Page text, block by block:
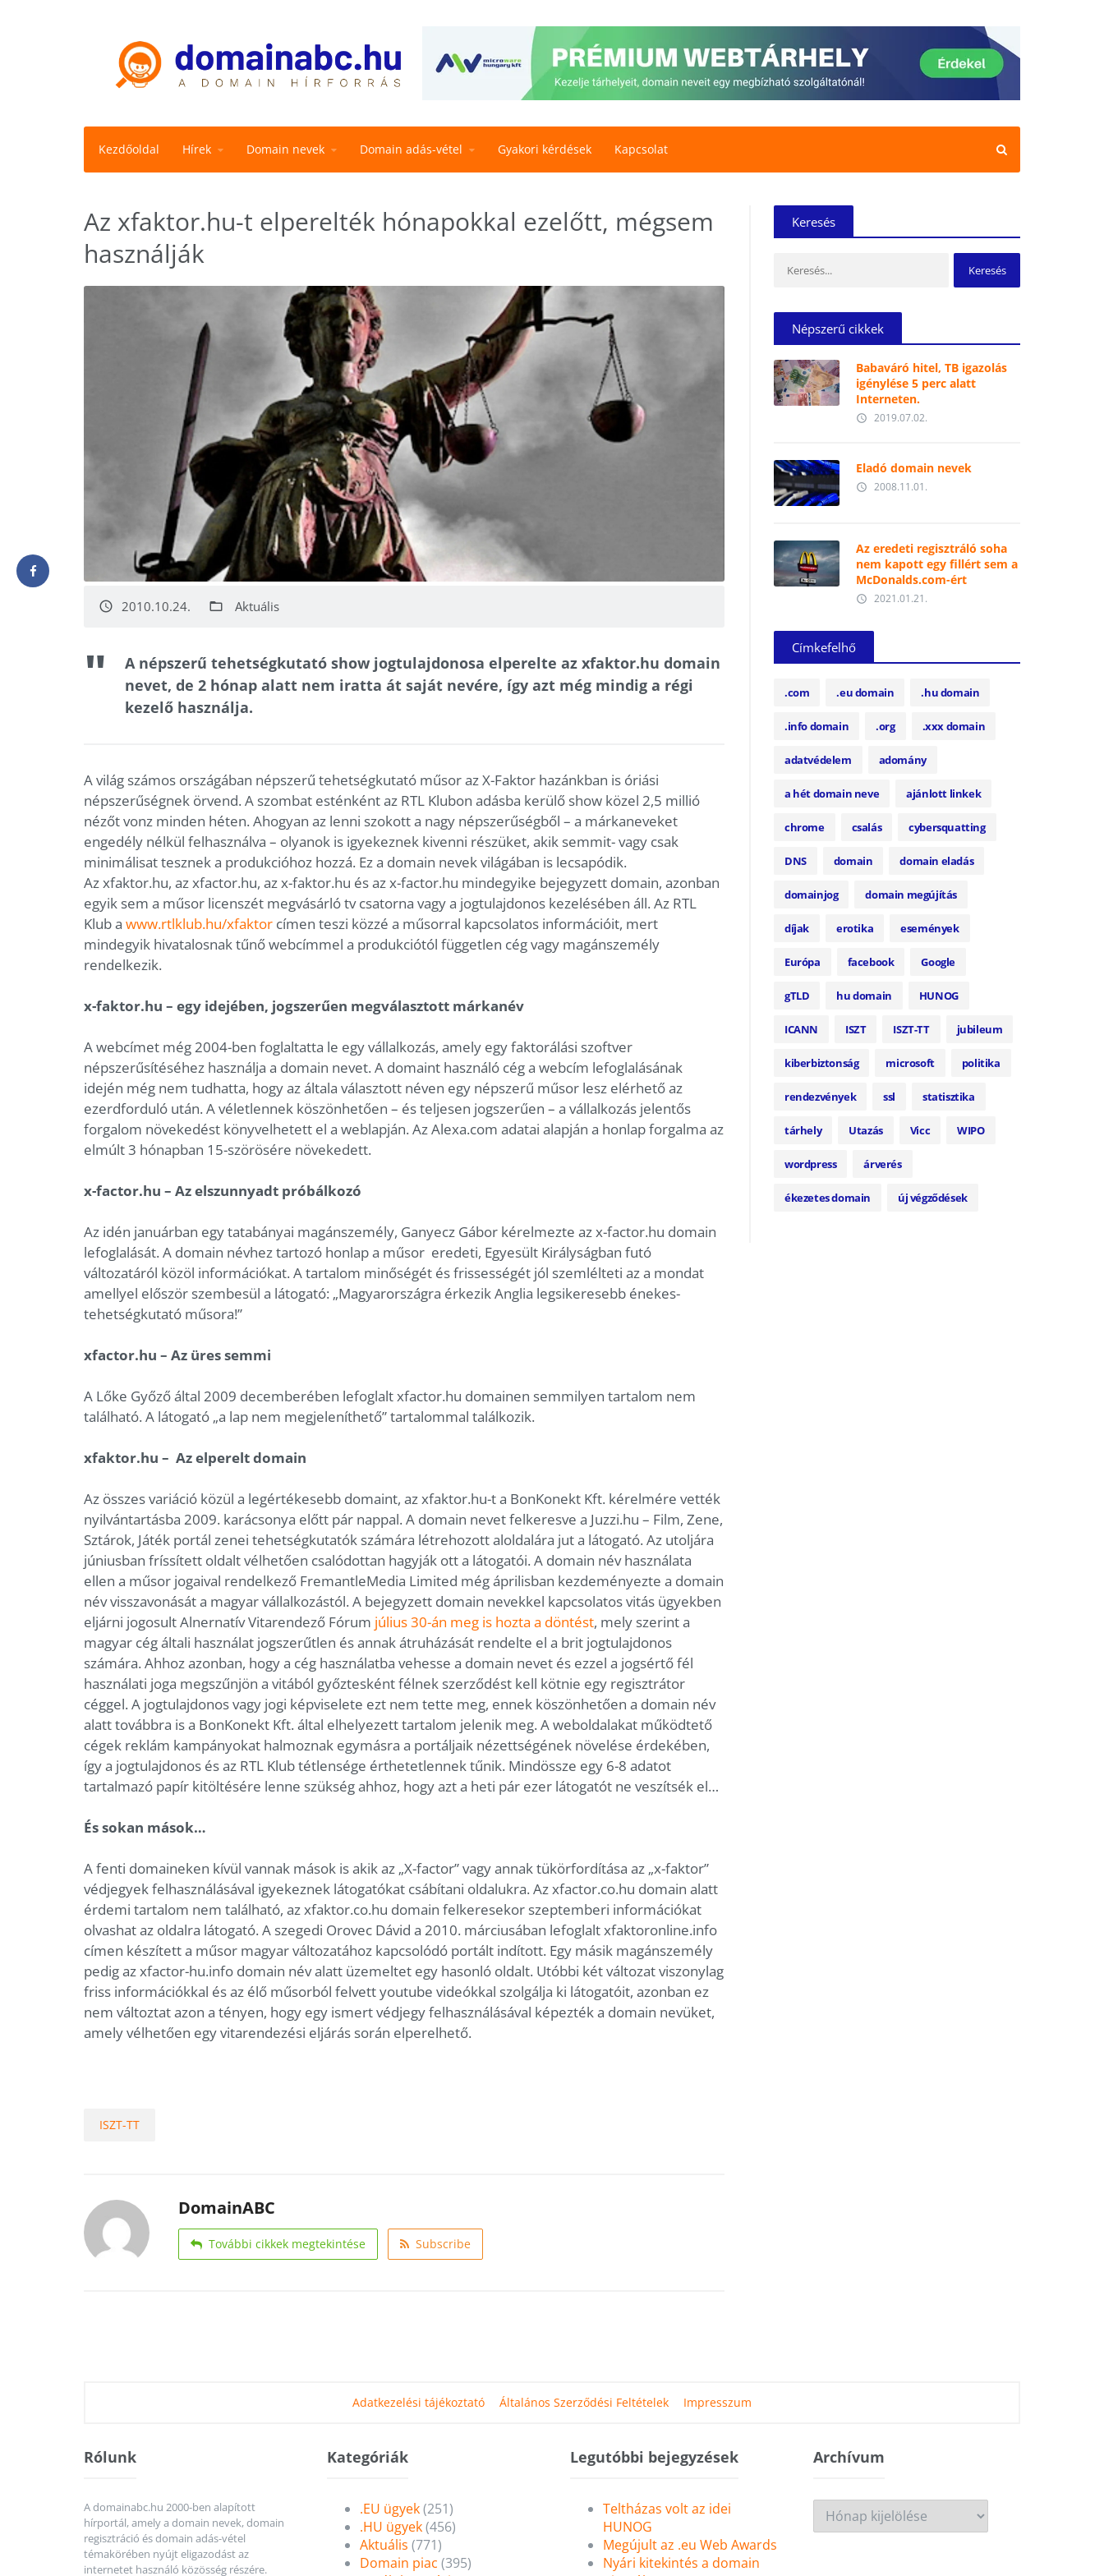
Kezdőoldal Hírek Domain nevek Domain adás-vétel Gyakori kérdések Kapcsolat
Az xfaktor.hu-t elperelték hónapokkal ezelőtt, mégsem
használják
access_time 2010.10.24. folder_open Aktuális
A népszerű tehetségkutató show jogtulajdonosa elperelte az xfaktor.hu domain
nevet, de 2 hónap alatt nem iratta át saját nevére, így azt még mindig a régi
kezelő használja.
A világ számos országában népszerű tehetségkutató műsor az X-Faktor hazánkban is óriási
népszerűségnek örvend. A szombat esténként az RTL Klubon adásba kerülő show közel 2,5 millió
nézőt vonz minden héten. Ahogyan az lenni szokott a nagy népszerűségből – a márkaneveket
engedély nélkül felhasználva – olyanok is igyekeznek kivenni részüket, akik semmit- vagy csak
minimálisat tesznek a produkcióhoz hozzá. Ez a domain nevek világában is lecsapódik.
Az xfaktor.hu, az xfactor.hu, az x-faktor.hu és az x-factor.hu mindegyike bejegyzett domain, azonban
egyik sem a műsor licenszét megvásárló tv csatorna vagy a jogtulajdonos kezelésében áll. Az RTL
Klub a www.rtlklub.hu/xfaktor címen teszi közzé a műsorral kapcsolatos információit, mert
mindegyik hivatalosnak tűnő webcímmel a produkciótól független cég vagy magánszemély
rendelkezik.
x-faktor.hu – egy idejében, jogszerűen megválasztott márkanév
A webcímet még 2004-ben foglaltatta le egy vállalkozás, amely egy faktorálási szoftver
népszerűsítéséhez használja a domain nevet. A domaint használó cég a webcím lefoglalásának
idején még nem tudhatta, hogy az általa választott néven egy népszerű műsor lesz elérhető az
ezerdforduló után. A véletlennek köszönhetően – és teljesen jogszerűen – a vállalkozás jelentős
forgalom növekedést könyvelhetett el a weblapján. Az Alexa.com adatai alapján a honlap forgalma az
elmúlt 3 hónapban 15-szörösére növekedett.
x-factor.hu – Az elszunnyadt próbálkozó
Az idén januárban egy tatabányai magánszemély, Ganyecz Gábor kérelmezte az x-factor.hu domain
lefoglalását. A domain névhez tartozó honlap a műsor eredeti, Egyesült Királyságban futó
változatáról közöl információkat. A tartalom minőségét és frissességét jól szemlélteti az a mondat
amellyel először szembesül a látogató: „Magyarországra érkezik Anglia legsikeresebb énekes-
tehetségkutató műsora!”
xfactor.hu – Az üres semmi
A Lőke Győző által 2009 decemberében lefoglalt xfactor.hu domainen semmilyen tartalom nem
található. A látogató „a lap nem megjeleníthető” tartalommal találkozik.
xfaktor.hu – Az elperelt domain
Az összes variáció közül a legértékesebb domaint, az xfaktor.hu-t a BonKonekt Kft. kérelmére vették
nyilvántartásba 2009. karácsonya előtt pár nappal. A domain nevet felkeresve a Juzzi.hu – Film, Zene,
Sztárok, Játék portál zenei tehetségkutatók számára létrehozott aloldalára jut a látogató. Az utoljára
júniusban fríssített oldalt vélhetően csalódottan hagyják ott a látogatói. A domain név használata
ellen a műsor jogaival rendelkező FremantleMedia Limited még áprilisban kezdeményezte a domain
név visszavonását a magyar vállalkozástól. A bejegyzett domain nevekkel kapcsolatos vitás ügyekben
eljárni jogosult Alnernatív Vitarendező Fórum július 30-án meg is hozta a döntést, mely szerint a
magyar cég általi használat jogszerűtlen és annak átruházását rendelte el a brit jogtulajdonos
számára. Ahhoz azonban, hogy a cég használatba vehesse a domain nevet és ezzel a jogsértő fél
használati joga megszűnjön a vitából győztesként félnek szerződést kell kötnie egy regisztrátor
céggel. A jogtulajdonos vagy jogi képviselete ezt nem tette meg, ennek köszönhetően a domain név
alatt továbbra is a BonKonekt Kft. által elhelyezett tartalom jelenik meg. A weboldalakat működtető
cégek reklám kampányokat halmoznak egymásra a portáljaik nézettségének növelése érdekében,
így a jogtulajdonos és az RTL Klub tétlensége érthetetlennek tűnik. Mindössze egy 6-8 adatot
tartalmazó papír kitöltésére lenne szükség ahhoz, hogy azt a heti pár ezer látogatót ne veszítsék el…
És sokan mások…
A fenti domaineken kívül vannak mások is akik az „X-factor” vagy annak tükörfordítása az „x-faktor”
védjegyek felhasználásával igyekeznek látogatókat csábítani oldalukra. Az xfactor.co.hu domain alatt
érdemi tartalom nem található, az xfaktor.co.hu domain felkeresekor szeptemberi információkat
olvashat az oldalra látogató. A szegedi Orovec Dávid a 2010. márciusában lefoglalt xfaktoronline.info
címen készített a műsor magyar változatához kapcsolódó portált indított. Egy másik magánszemély
pedig az xfactor-hu.info domain név alatt üzemeltet egy hasonló oldalt. Utóbbi két változat viszonylag
friss információkkal és az élő műsorból felvett youtube videókkal szolgálja ki látogatóit, azonban ez
nem változtat azon a tényen, hogy egy ismert védjegy felhasználásával képezték a domain nevüket,
amely vélhetően egy vitarendezési eljárás során elperelhető.
ISZT-TT
DomainABC
További cikkek megtekintése Subscribe
Keresés
Népszerű cikkek
Babaváró hitel, TB igazolás
igénylése 5 perc alatt
Interneten.
access_time 2019.07.02.
Eladó domain nevek
access_time 2008.11.01.
Az eredeti regisztráló soha
nem kapott egy fillért sem a
McDonalds.com-ért
access_time 2021.01.21.
Címkefelhő
.com .eu domain .hu domain
.info domain .org .xxx domain
adatvédelem adomány
a hét domain neve ajánlott linkek
chrome csalás cybersquatting
DNS domain domain eladás
domainjog domain megújítás
díjak erotika események
Európa facebook Google
gTLD hu domain HUNOG
ICANN ISZT ISZT-TT jubileum
kiberbiztonság microsoft politika
rendezvények ssl statisztika
tárhely Utazás Vicc WIPO
wordpress árverés
ékezetes domain új végződések
Adatkezelési tájékoztató Általános Szerződési Feltételek Impresszum
Rólunk
A domainabc.hu 2000-ben alapított
hírportál, amely a domain nevek, domain
regisztráció és domain adás-vétel
témakörében nyújt eligazodást az
internetet használó közösség részére.
Kategóriák
.EU ügyek(251)
.HU ügyek(456)
Aktuális (771)
Domain piac (395)
Legutóbbi bejegyzések
Teltházas volt az idei
HUNOG
Megújult az .eu Web Awards
Nyári kitekintés a domain
ArchívumArchívum